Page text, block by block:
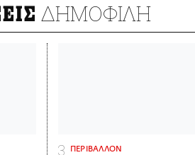
ΔΗΜΟΦΙΛΗ
ΠΕΡΙΒΑΛΛΟΝ